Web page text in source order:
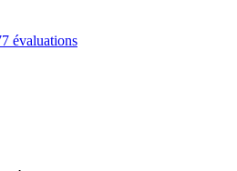
évaluations